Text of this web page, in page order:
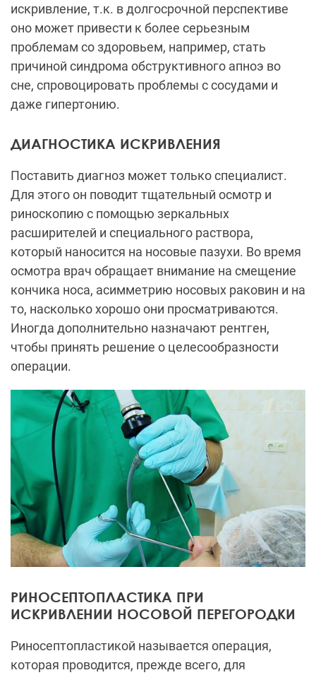
искривление, т.к. в долгосрочной перспективе
оно может привести к более серьезным
проблемам со здоровьем, например, стать
причиной синдрома обструктивного апноэ во
сне, спровоцировать проблемы с сосудами и
даже гипертонию.
ДИАГНОСТИКА ИСКРИВЛЕНИЯ
Поставить диагноз может только специалист.
Для этого он поводит тщательный осмотр и
риноскопию с помощью зеркальных
расширителей и специального раствора,
который наносится на носовые пазухи. Во время
осмотра врач обращает внимание на смещение
кончика носа, асимметрию носовых раковин и на
то, насколько хорошо они просматриваются.
Иногда дополнительно назначают рентген,
чтобы принять решение о целесообразности
операции.
РИНОСЕПТОПЛАСТИКА ПРИ
ИСКРИВЛЕНИИ НОСОВОЙ ПЕРЕГОРОДКИ
Риносептопластикой называется операция,
которая проводится, прежде всего, для